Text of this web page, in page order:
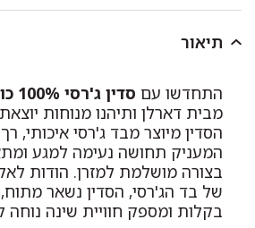
תיאור
התחדשו עם סדין ג'רסי 100% כותנה עם גומי
מבית דארלן ותיהנו מנוחות
הסדין מיוצר מבד ג'רסי איכותי,
המעניק תחושה נעימה למגע
בצורה מושלמת למזרן. הודות
של בד הג'רסי, הסדין נשאר
בקלות ומספק חוויית שינה נוחה